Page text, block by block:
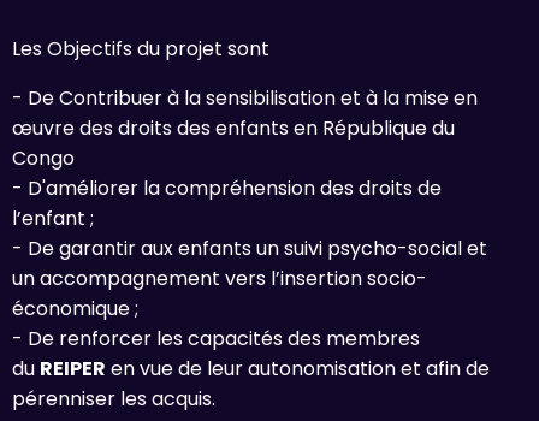
Les Objectifs du projet sont
- De Contribuer à la sensibilisation et à la mise en
œuvre des droits des enfants en République du
Congo
- D'améliorer la compréhension des droits de
l’enfant ;
- De garantir aux enfants un suivi psycho-social et
un accompagnement vers l’insertion socio-
économique ;
- De renforcer les capacités des membres
du REIPER en vue de leur autonomisation et afin de
pérenniser les acquis.